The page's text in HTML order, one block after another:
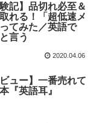
記】品切れ必至＆
れる！「超低速メ
てみた／英語で
言う
2020.04.06
ュー】一番売れて
『英語耳』